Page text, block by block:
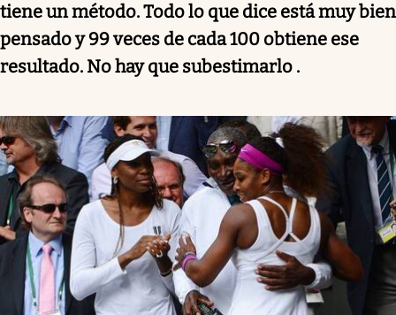
tiene un método. Todo lo que dice está muy bien
pensado y 99 veces de cada 100 obtiene ese
resultado. No hay que subestimarlo .